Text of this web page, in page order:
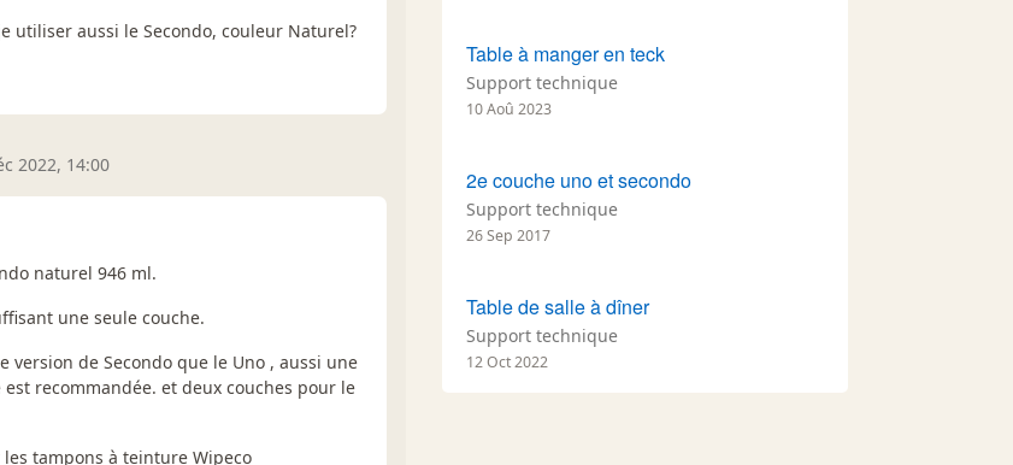
utiliser aussi le Secondo, couleur Naturel?
2022, 14:00
naturel 946 ml.
une seule couche.
de Secondo que le Uno , aussi une
recommandée. et deux couches pour le
tampons à teinture Wipeco
Table à manger en teck
Support technique
10 Aoû 2023
2e couche uno et secondo
Support technique
26 Sep 2017
Table de salle à dîner
Support technique
12 Oct 2022